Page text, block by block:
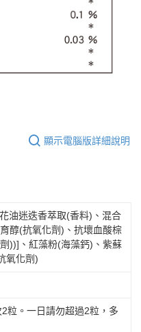
顯示電腦版詳細說明
油迷迭香萃取(香料)、混合
醇(抗氧化劑)、抗壞血酸棕
))]、紅藻粉(海藻鈣)、紫蘇
氧化劑)
粒。一日請勿超過2粒，多